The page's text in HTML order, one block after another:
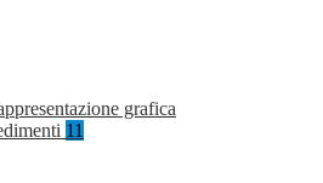
grafica
11